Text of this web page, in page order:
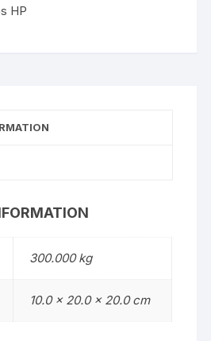
HP
300.000 kg
10.0 × 20.0 × 20.0 cm